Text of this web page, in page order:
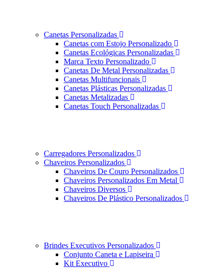
Canetas Personalizadas
Canetas com Estojo Personalizado
Canetas Ecológicas Personalizadas
Marca Texto Personalizado
Canetas De Metal Personalizadas
Canetas Multifuncionais
Canetas Plásticas Personalizadas
Canetas Metalizadas
Canetas Touch Personalizadas
Carregadores Personalizados
Chaveiros Personalizados
Chaveiros De Couro Personalizados
Chaveiros Personalizados Em Metal
Chaveiros Diversos
Chaveiros De Plástico Personalizados
Brindes Executivos Personalizados
Conjunto Caneta e Lapiseira
Kit Executivo